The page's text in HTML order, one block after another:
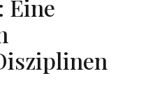
Eine